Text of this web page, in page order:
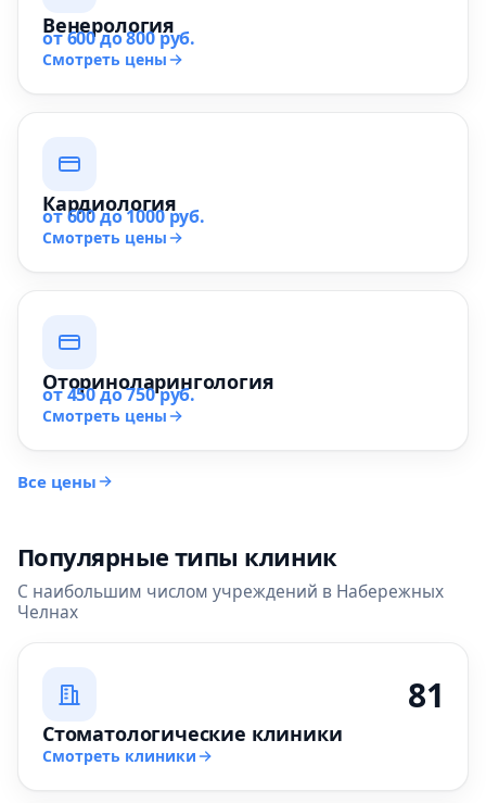
Венерология
от 600 до 800 руб.
Смотреть цены
Кардиология
от 600 до 1000 руб.
Смотреть цены
Оториноларингология
от 450 до 750 руб.
Смотреть цены
Все цены
Популярные типы клиник
С наибольшим числом учреждений в Набережных
Челнах
81
Стоматологические клиники
Смотреть клиники